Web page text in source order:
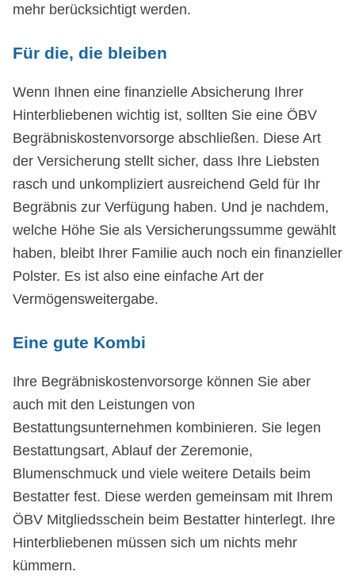
mehr berücksichtigt werden.
Für die, die bleiben
Wenn Ihnen eine finanzielle Absicherung Ihrer
Hinterbliebenen wichtig ist, sollten Sie eine ÖBV
Begräbniskostenvorsorge abschließen. Diese Art
der Versicherung stellt sicher, dass Ihre Liebsten
rasch und unkompliziert ausreichend Geld für Ihr
Begräbnis zur Verfügung haben. Und je nachdem,
welche Höhe Sie als Versicherungssumme gewählt
haben, bleibt Ihrer Familie auch noch ein finanzieller
Polster. Es ist also eine einfache Art der
Vermögensweitergabe.
Eine gute Kombi
Ihre Begräbniskostenvorsorge können Sie aber
auch mit den Leistungen von
Bestattungsunternehmen kombinieren. Sie legen
Bestattungsart, Ablauf der Zeremonie,
Blumenschmuck und viele weitere Details beim
Bestatter fest. Diese werden gemeinsam mit Ihrem
ÖBV Mitgliedsschein beim Bestatter hinterlegt. Ihre
Hinterbliebenen müssen sich um nichts mehr
kümmern.